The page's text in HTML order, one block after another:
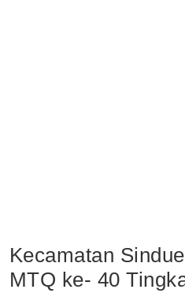
Kecamatan
MTQ ke- 40